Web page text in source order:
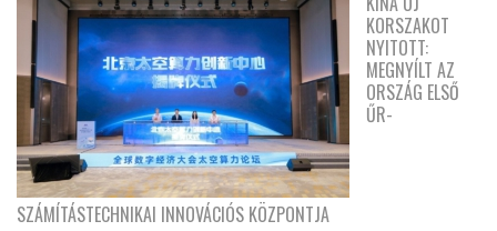
KORSZAKOT
NYITOTT:
MEGNYÍLT AZ
ORSZÁG ELSŐ
ŰR-
SZÁMÍTÁSTECHNIKAI INNOVÁCIÓS KÖZPONTJA